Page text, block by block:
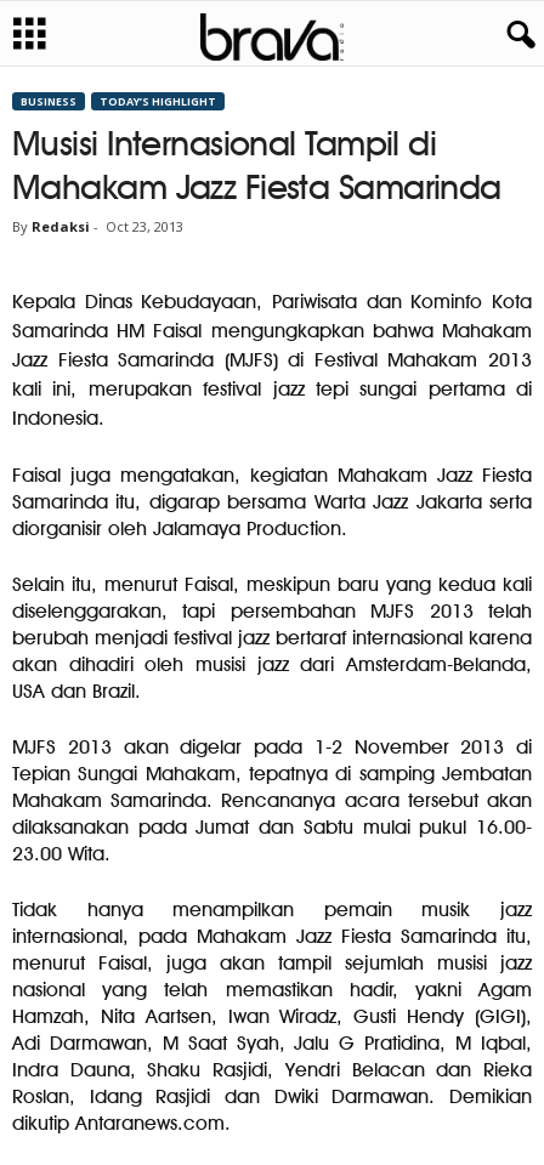
BUSINESS TODAY’S HIGHLIGHT
Musisi Internasional Tampil di
Mahakam Jazz Fiesta Samarinda
By Redaksi - Oct 23, 2013
Kepala Dinas Kebudayaan, Pariwisata dan Kominfo Kota
Samarinda HM Faisal mengungkapkan bahwa Mahakam
Jazz Fiesta Samarinda (MJFS) di Festival Mahakam 2013
kali ini, merupakan festival jazz tepi sungai pertama di
Indonesia.
Faisal juga mengatakan, kegiatan Mahakam Jazz Fiesta
Samarinda itu, digarap bersama Warta Jazz Jakarta serta
diorganisir oleh Jalamaya Production.
Selain itu, menurut Faisal, meskipun baru yang kedua kali
diselenggarakan, tapi persembahan MJFS 2013 telah
berubah menjadi festival jazz bertaraf internasional karena
akan dihadiri oleh musisi jazz dari Amsterdam-Belanda,
USA dan Brazil.
MJFS 2013 akan digelar pada 1-2 November 2013 di
Tepian Sungai Mahakam, tepatnya di samping Jembatan
Mahakam Samarinda. Rencananya acara tersebut akan
dilaksanakan pada Jumat dan Sabtu mulai pukul 16.00-
23.00 Wita.
Tidak hanya menampilkan pemain musik jazz
internasional, pada Mahakam Jazz Fiesta Samarinda itu,
menurut Faisal, juga akan tampil sejumlah musisi jazz
nasional yang telah memastikan hadir, yakni Agam
Hamzah, Nita Aartsen, Iwan Wiradz, Gusti Hendy (GIGI),
Adi Darmawan, M Saat Syah, Jalu G Pratidina, M Iqbal,
Indra Dauna, Shaku Rasjidi, Yendri Belacan dan Rieka
Roslan, Idang Rasjidi dan Dwiki Darmawan. Demikian
dikutip Antaranews.com.